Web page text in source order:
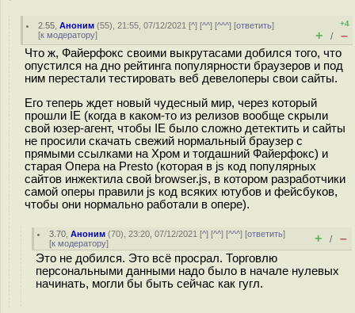
2.55 ,Аноним (55), 21:55, 07/12/2021 [^] [^^] [^^^] [ответить]
[к модератору]
+4
+ / –
Что ж, Файерфокс своими выкрутасами добился того, что
опустился на дно рейтинга популярности браузеров и под
ним перестали тестировать веб девелоперы свои сайты.
Его теперь ждет новый чудесный мир, через который
прошли IE (когда в каком-то из релизов вообще скрыли
свой юзер-агент, чтобы IE было сложно детектить и сайты
не просили скачать свежий нормальный браузер с
прямыми ссылками на Хром и тогдашний Файерфокс) и
старая Опера на Presto (которая в js код популярных
сайтов инжектила свой browser.js, в котором разработчики
самой оперы правили js код всяких ютубов и фейсбуков,
чтобы они нормально работали в опере).
3.70 ,Аноним (70), 23:20, 07/12/2021 [^] [^^] [^^^] [ответить]
[к модератору] + / –
Это не добился. Это всё просрaл. Торговлю
персональными данными надо было в начале нулевых
начинать, могли бы быть сейчас как гугл.